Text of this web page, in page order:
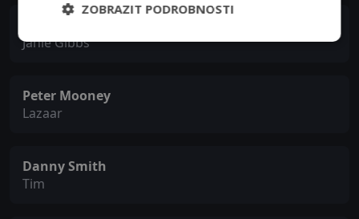
Janie Gibbs
Peter Mooney
Lazaar
Danny Smith
Tim
ZOBRAZIT PODROBNOSTI